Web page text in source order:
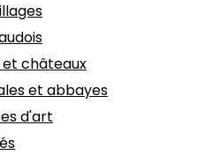
et châteaux
et abbayes
d'art